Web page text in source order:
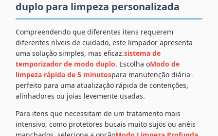
duplo para limpeza personalizada
Compreendendo que diferentes itens requerem
diferentes níveis de cuidado, este limpador apresenta
uma solução simples, mas eficaz.sistema de
temporizador de modo duplo. Escolha oModo de
limpeza rápida de 5 minutospara manutenção diária -
perfeito para uma atualização rápida de contenções,
alinhadores ou joias levemente usadas.
Para itens que necessitam de um tratamento mais
intensivo, como protetores bucais muito sujos ou anéis